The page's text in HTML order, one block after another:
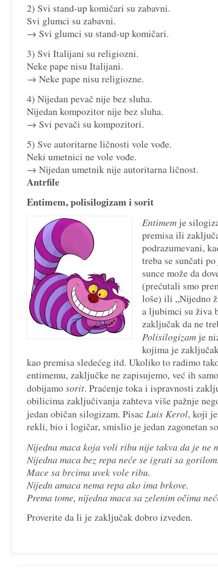
2) Svi stand-up komičari su zabavni.
Svi glumci su zabavni.
→ Svi glumci su stand-up komičari.
3) Svi Italijani su religiozni.
Neke pape nisu Italijani.
→ Neke pape nisu religiozne.
4) Nijedan pevač nije bez sluha.
Nijedan kompozitor nije bez sluha.
→ Svi pevači su kompozitori.
5) Sve autoritarne ličnosti vole vođe.
Neki umetnici ne vole vođe.
→ Nijedan umetnik nije autoritarna ličnost.
Antrfile
Entimem, polisilogizam i sorit
Entimem je
premisa ili
podrazumevani,
treba se sunčati
sunce može da
(prećutali smo
loše) ili „Nijedno
a ljubimci su živa
zaključak da ne
Polisilogizam je
kojima je
kao premisa sledećeg itd. Ukoliko to radimo
entimemu, zaključke ne zapisujemo, već ih
dobijamosorit. Praćenje toka i ispravnosti
obilicima zaključivanja zahteva više pažnje
jedan običan silogizam. Pisac Luis Kerol, koji
rekli, bio i logičar, smislio je jedan zagonetan
Nijedna maca koja voli ribu nije takva da je ne
Nijedna maca bez repa neće se igrati sa
Mace sa brcima uvek vole ribu.
Nijedn amaca nema repa ako ima brkove.
Prema tome, nijedna maca sa zelenim očima
Proverite da li je zaključak dobro izveden.